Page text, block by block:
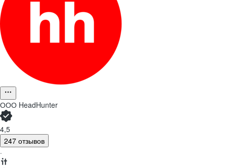
ООО HeadHunter
4,5
247 отзывов
·